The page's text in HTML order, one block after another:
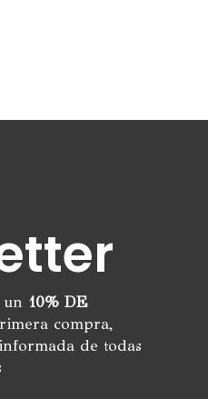
un 10% DE
compra,
de todas